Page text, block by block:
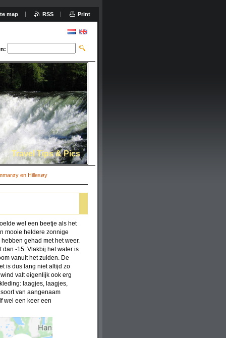
Travel Tips & Pics
en Hillesøy
wel een beetje als het
mooie heldere zonnige
gehad met het weer.
dan -15. Vlakbij het water is
vanuit het zuiden. De
is dus lang niet altijd zo
valt eigenlijk ook erg
laagjes, laagjes,
van aangenaam
wel een keer een
map RSS Print